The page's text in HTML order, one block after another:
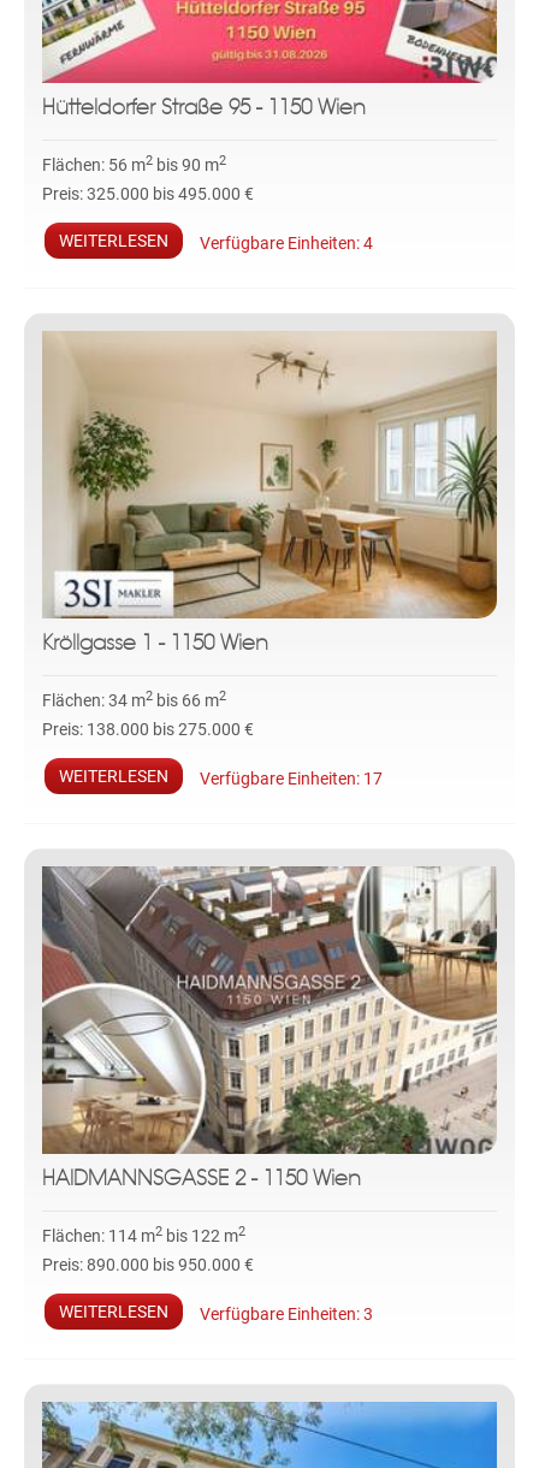
Hütteldorfer Straße 95 - 1150 Wien
Flächen: 56 m2 bis 90 m2
Preis:325.000 bis 495.000 €
WEITERLESEN Verfügbare Einheiten:4
Kröllgasse 1 - 1150 Wien
Flächen:34 m2 bis 66 m2
Preis: 138.000 bis 275.000 €
WEITERLESEN Verfügbare Einheiten: 17
HAIDMANNSGASSE 2 - 1150 Wien
Flächen: 114 m2 bis 122 m2
Preis:890.000 bis 950.000 €
WEITERLESEN Verfügbare Einheiten:3